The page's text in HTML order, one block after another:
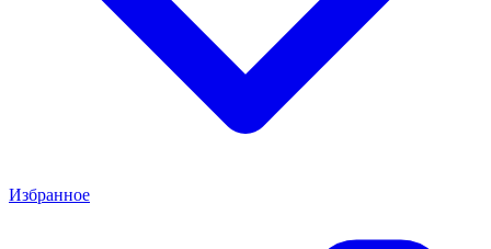
Избранное